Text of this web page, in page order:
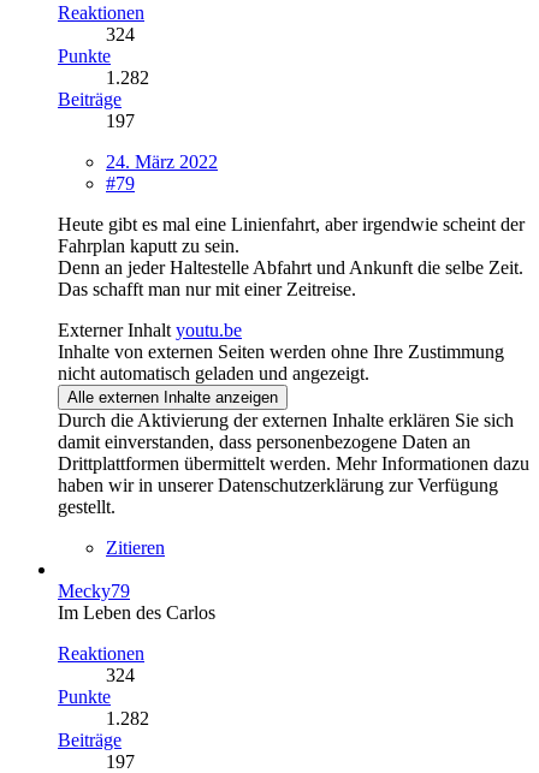
Reaktionen
324
Punkte
1.282
Beiträge
197
24. März 2022
#79
Heute gibt es mal eine Linienfahrt, aber irgendwie scheint der
Fahrplan kaputt zu sein.
Denn an jeder Haltestelle Abfahrt und Ankunft die selbe Zeit.
Das schafft man nur mit einer Zeitreise.
Externer Inhalt youtu.be
Inhalte von externen Seiten werden ohne Ihre Zustimmung
nicht automatisch geladen und angezeigt.
Alle externen Inhalte anzeigen
Durch die Aktivierung der externen Inhalte erklären Sie sich
damit einverstanden, dass personenbezogene Daten an
Drittplattformen übermittelt werden. Mehr Informationen dazu
haben wir in unserer Datenschutzerklärung zur Verfügung
gestellt.
Zitieren
Mecky79
Im Leben des Carlos
Reaktionen
324
Punkte
1.282
Beiträge
197